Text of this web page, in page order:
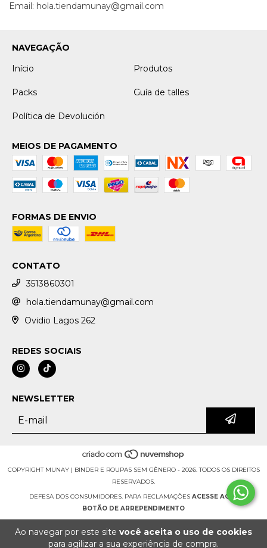
Ao navegar por este site você aceita o uso de cookies
para agilizar a sua experiência de compra.
Email: hola.tiendamunay@gmail.com
NAVEGAÇÃO
Início
Produtos
Packs Guía de talles
Política de Devolución
MEIOS DE PAGAMENTO
FORMAS DE ENVIO
CONTATO
3513860301
hola.tiendamunay@gmail.com
Ovidio Lagos 262
REDES SOCIAIS
NEWSLETTER
COPYRIGHT MUNAY | BINDER E ROUPAS SEM GÊNERO - 2026. TODOS OS DIREITOS
RESERVADOS.
DEFESA DOS CONSUMIDORES. PARA RECLAMAÇÕES ACESSE AQUI.
BOTÃO DE ARREPENDIMENTO